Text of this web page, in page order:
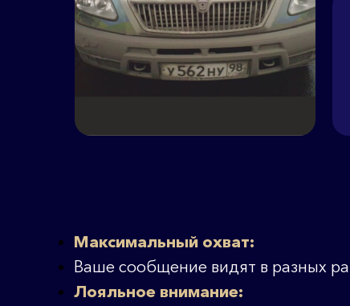
Максимальный охват:
Ваше сообщение видят в разных
Лояльное внимание: